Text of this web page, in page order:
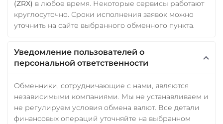
(ZRX) в любое время. Некоторые сервисы работают
круглосуточно. Сроки исполнения заявок можно
уточнить на сайте выбранного обменного пункта.
Уведомление пользователей о
персональной ответственности
Обменники, сотрудничающие с нами, являются
независимыми компаниями. Мы не устанавливаем и
не регулируем условия обмена валют. Все детали
финансовых операций уточняйте на выбранном